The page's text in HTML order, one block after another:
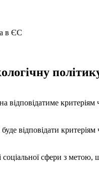
відповідатиме
відповідати
соціальної сфери з